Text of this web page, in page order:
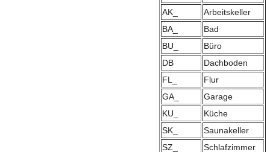
AK_
Arbeitskeller
BA_
Bad
BU_
Büro
DB
Dachboden
FL_
Flur
GA_
Garage
KU_
Küche
SK_
Saunakeller
SZ_
Schlafzimmer